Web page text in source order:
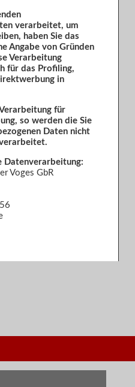
verarbeitet, um
haben Sie das
Angabe von Gründen
Verarbeitung
für das Profiling,
in
für
so werden die Sie
Daten nicht
Voges GbR